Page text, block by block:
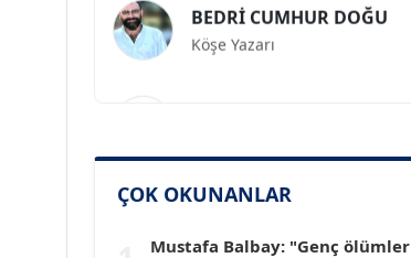
Köşe Yazarı
SİNAN GENÇ
ÇOK OKUNANLAR
Mustafa Balbay: "Genç ölümler